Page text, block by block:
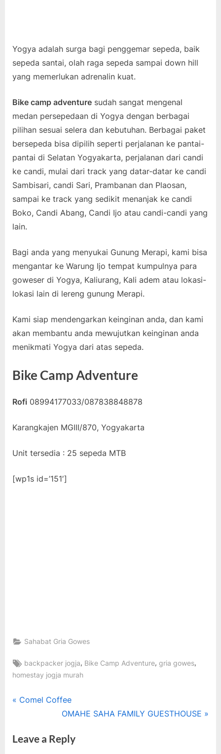
Yogya adalah surga bagi penggemar sepeda, baik
sepeda santai, olah raga sepeda sampai down hill
yang memerlukan adrenalin kuat.
Bike camp adventure sudah sangat mengenal
medan persepedaan di Yogya dengan berbagai
pilihan sesuai selera dan kebutuhan. Berbagai paket
bersepeda bisa dipilih seperti perjalanan ke pantai-
pantai di Selatan Yogyakarta, perjalanan dari candi
ke candi, mulai dari track yang datar-datar ke candi
Sambisari, candi Sari, Prambanan dan Plaosan,
sampai ke track yang sedikit menanjak ke candi
Boko, Candi Abang, Candi Ijo atau candi-candi yang
lain.
Bagi anda yang menyukai Gunung Merapi, kami bisa
mengantar ke Warung Ijo tempat kumpulnya para
goweser di Yogya, Kaliurang, Kali adem atau lokasi-
lokasi lain di lereng gunung Merapi.
Kami siap mendengarkan keinginan anda, dan kami
akan membantu anda mewujutkan keinginan anda
menikmati Yogya dari atas sepeda.
Bike Camp Adventure
Rofi 08994177033/087838848878
Karangkajen MGIII/870, Yogyakarta
Unit tersedia : 25 sepeda MTB
[wp1s id=’151′]
Sahabat Gria Gowes
Tags:
backpacker jogja, Bike Camp Adventure,gria gowes,
homestay jogja murah
Post
P
v
Comel Coffee
N
x
OMAHE SAHA FAMILY GUESTHOUSE
Leave a Reply